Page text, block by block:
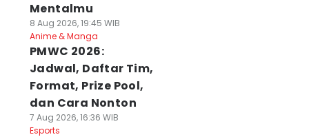
Mentalmu
8 Aug 2026, 19:45 WIB
Anime & Manga
PMWC 2026:
Jadwal, Daftar Tim,
Format, Prize Pool,
dan Cara Nonton
7 Aug 2026, 16:36 WIB
Esports